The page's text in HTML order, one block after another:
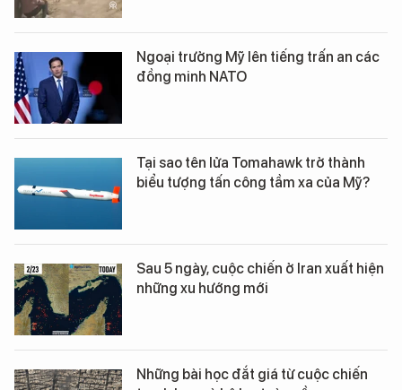
Ngoại trưởng Mỹ lên tiếng trấn an các
đồng minh NATO
Tại sao tên lửa Tomahawk trở thành
biểu tượng tấn công tầm xa của Mỹ?
Sau 5 ngày, cuộc chiến ở Iran xuất hiện
những xu hướng mới
Những bài học đắt giá từ cuộc chiến